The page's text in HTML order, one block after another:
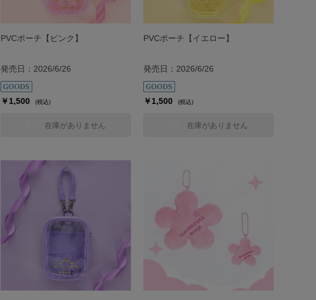
PVCポーチ【ピンク】
発売日：2026/6/26
￥1,500 (税込)
在庫がありません
PVCポーチ【イエロー】
発売日：2026/6/26
￥1,500 (税込)
在庫がありません